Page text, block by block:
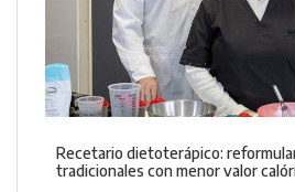
Recetario dietoterápico:
tradicionales con menor valor